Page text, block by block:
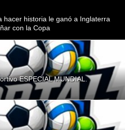
hacer historia le ganó a Inglaterra
con la Copa
ESPECIAL MUNDIAL.